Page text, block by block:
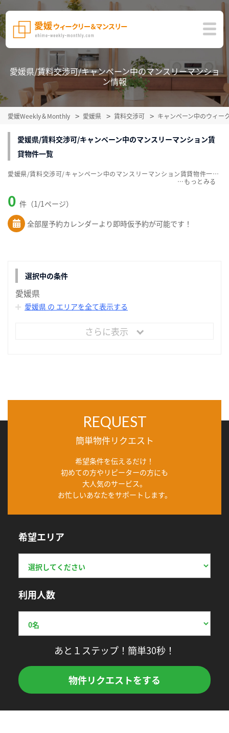
愛媛県/賃料交渉可/キャンペーン中のマンスリーマンショ
ン情報
愛媛Weekly＆Monthly 愛媛県 賃料交渉可 キャンペーン中のウィー
愛媛県/賃料交渉可/キャンペーン中のマンスリーマンション賃
貸物件一覧
0 件（1/1ページ）
全部屋予約カレンダーより即時仮予約が可能です！
愛媛県/賃料交渉可/キャンペーン中のマンスリーマンション賃貸物件一覧を掲載中。敷金・礼金無料、家具・家電付をご紹介。こだわり条件での絞込みも簡単！
…
選択中の条件
愛媛県
愛媛県 の エリアを全て表示する
さらに表示
REQUEST
簡単物件リクエスト
希望条件を伝えるだけ！
初めての方やリピーターの方にも
大人気のサービス。
お忙しいあなたをサポートします。
希望エリア
利用人数
あと１ステップ！簡単30秒！
物件リクエストをする